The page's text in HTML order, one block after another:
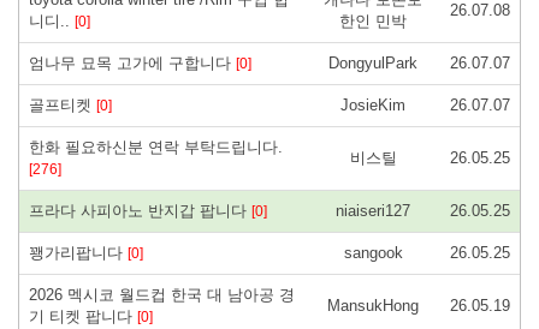
니디.. [0]
한인 민박
26.07.08
엄나무 묘목 고가에 구합니다 [0] DongyulPark 26.07.07
골프티켓 [0] JosieKim 26.07.07
한화 필요하신분 연락 부탁드립니다.
[276]
비스틸 26.05.25
프라다 사피아노 반지갑 팝니다 [0] niaiseri127 26.05.25
꽹가리팝니다 [0] sangook 26.05.25
2026 멕시코 월드컵 한국 대 남아공 경
기 티켓 팝니다 [0]
MansukHong 26.05.19